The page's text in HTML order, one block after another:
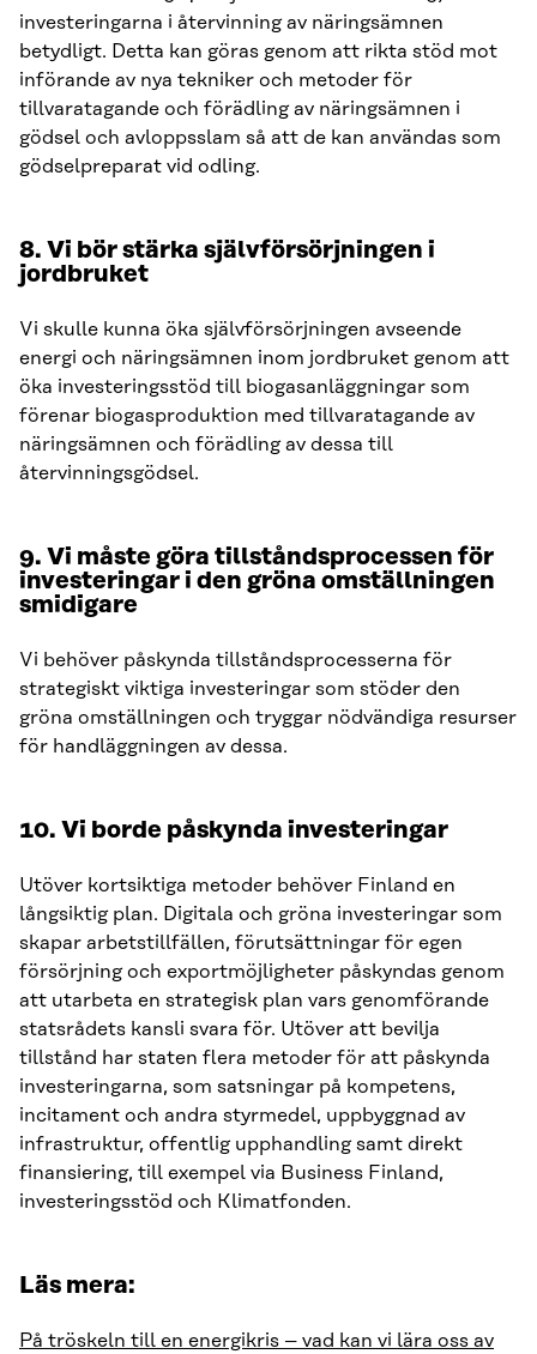
investeringarna i återvinning av näringsämnen
betydligt. Detta kan göras genom att rikta stöd mot
införande av nya tekniker och metoder för
tillvaratagande och förädling av näringsämnen i
gödsel och avloppsslam så att de kan användas som
gödselpreparat vid odling.
8. Vi bör stärka självförsörjningen i
jordbruket
Vi skulle kunna öka självförsörjningen avseende
energi och näringsämnen inom jordbruket genom att
öka investeringsstöd till biogasanläggningar som
förenar biogasproduktion med tillvaratagande av
näringsämnen och förädling av dessa till
återvinningsgödsel.
9. Vi måste göra tillståndsprocessen för
investeringar i den gröna omställningen
smidigare
Vi behöver påskynda tillståndsprocesserna för
strategiskt viktiga investeringar som stöder den
gröna omställningen och tryggar nödvändiga resurser
för handläggningen av dessa.
10. Vi borde påskynda investeringar
Utöver kortsiktiga metoder behöver Finland en
långsiktig plan. Digitala och gröna investeringar som
skapar arbetstillfällen, förutsättningar för egen
försörjning och exportmöjligheter påskyndas genom
att utarbeta en strategisk plan vars genomförande
statsrådets kansli svara för. Utöver att bevilja
tillstånd har staten flera metoder för att påskynda
investeringarna, som satsningar på kompetens,
incitament och andra styrmedel, uppbyggnad av
infrastruktur, offentlig upphandling samt direkt
finansiering, till exempel via Business Finland,
investeringsstöd och Klimatfonden.
Läs mera:
På tröskeln till en energikris – vad kan vi lära oss av